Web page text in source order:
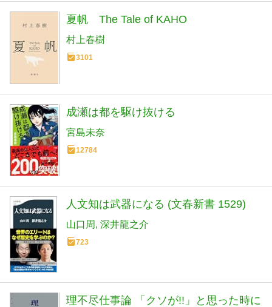
夏帆 The Tale of KAHO
村上春樹
3101
成瀬は都を駆け抜ける
宮島未奈
12784
人文知は武器になる (文春新書 1529)
山口周 深井龍之介
723
理不尽仕事論 「クソが!!」と思った時に